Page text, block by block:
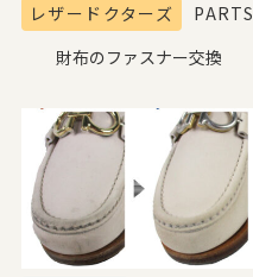
レザードクターズ
PARTS
財布のファスナー交換